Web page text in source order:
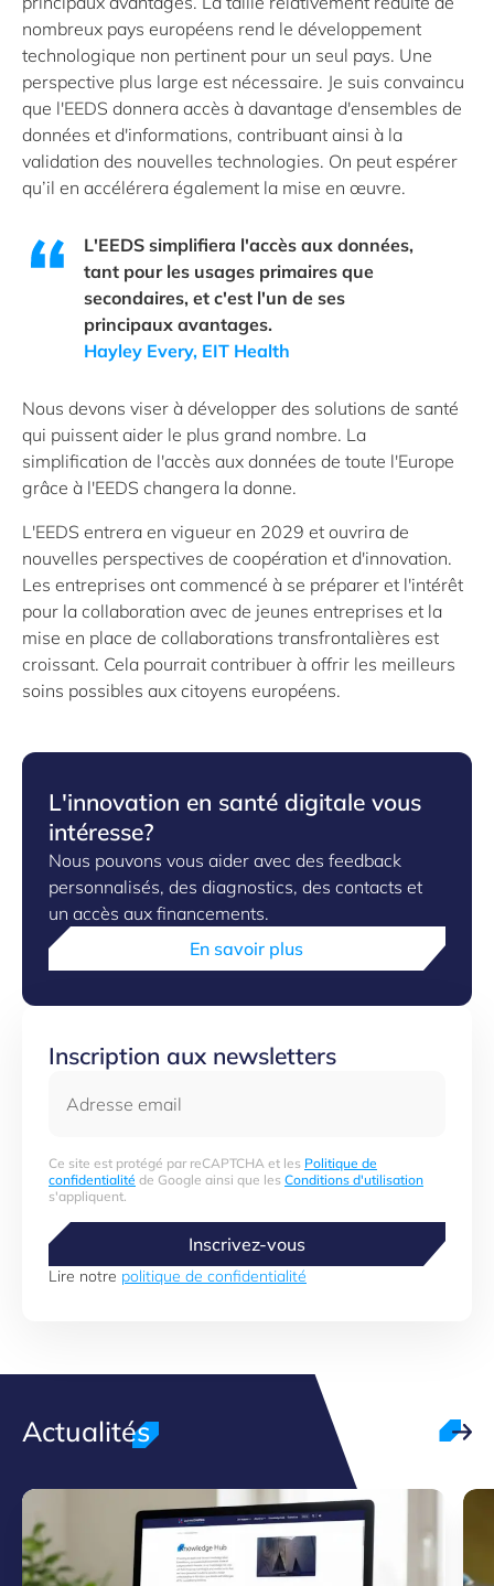
nombreux pays européens rend le développement
technologique non pertinent pour un seul pays. Une
perspective plus large est nécessaire. Je suis convaincu
que l'EEDS donnera accès à davantage d'ensembles de
données et d'informations, contribuant ainsi à la
validation des nouvelles technologies. On peut espérer
qu’il en accélérera également la mise en œuvre.
L'EEDS simplifiera l'accès aux données,
tant pour les usages primaires que
secondaires, et c'est l'un de ses
principaux avantages.
Hayley Every, EIT Health
Nous devons viser à développer des solutions de santé
qui puissent aider le plus grand nombre. La
simplification de l'accès aux données de toute l'Europe
grâce à l'EEDS changera la donne.
L'EEDS entrera en vigueur en 2029 et ouvrira de
nouvelles perspectives de coopération et d'innovation.
Les entreprises ont commencé à se préparer et l'intérêt
pour la collaboration avec de jeunes entreprises et la
mise en place de collaborations transfrontalières est
croissant. Cela pourrait contribuer à offrir les meilleurs
soins possibles aux citoyens européens.
L'innovation en santé digitale vous
intéresse?
Nous pouvons vous aider avec des feedback
personnalisés, des diagnostics, des contacts et
un accès aux financements.
En savoir plus
Inscription aux newsletters
Ce site est protégé par reCAPTCHA et les Politique de
confidentialité de Google ainsi que les Conditions d'utilisation
s'appliquent.
Inscrivez-vous
Lire notre politique de confidentialité
Actualités